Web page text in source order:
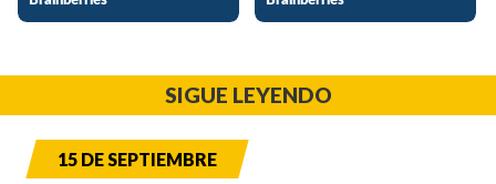
SIGUE LEYENDO
15 DE SEPTIEMBRE